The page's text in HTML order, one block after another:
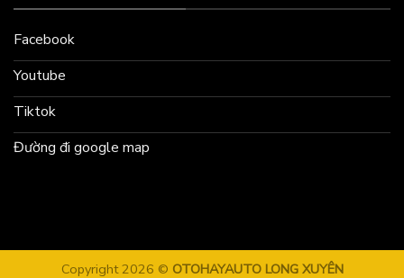
Facebook
Youtube
Tiktok
Đường đi google map
Copyright 2026 © OTOHAYAUTO LONG XUYÊN